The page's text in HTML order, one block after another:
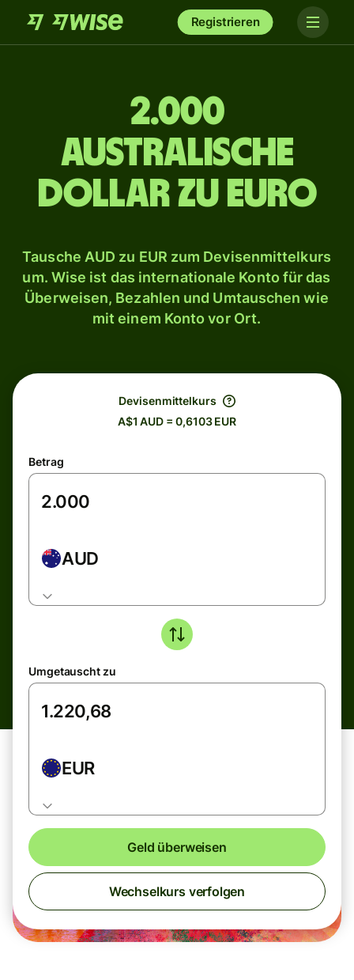
Registrieren
2.000
australische
Dollar zu Euro
Tausche AUD zu EUR zum Devisenmittelkurs
um. Wise ist das internationale Konto für das
Überweisen, Bezahlen und Umtauschen wie
mit einem Konto vor Ort.
Devisenmittelkurs
A$1 AUD = 0,6103 EUR
Betrag
AUD
Umgetauscht zu
EUR
Geld überweisen
Wechselkurs verfolgen